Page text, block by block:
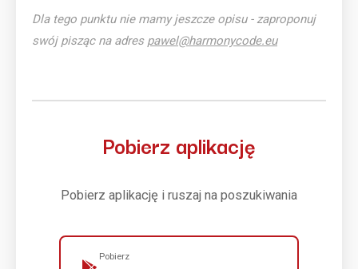
Dla tego punktu nie mamy jeszcze opisu - zaproponuj
swój pisząc na adres pawel@harmonycode.eu
Pobierz aplikację
Pobierz aplikację i ruszaj na poszukiwania
Pobierz